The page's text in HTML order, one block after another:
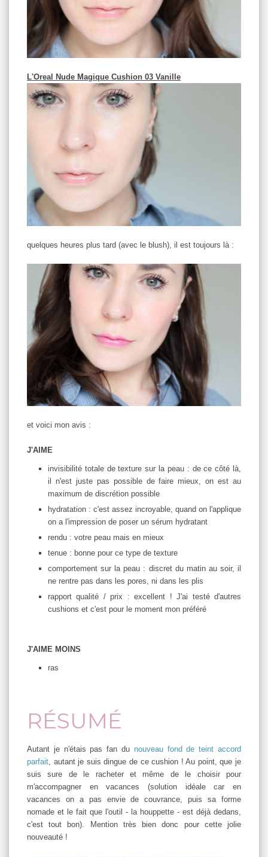
L'Oreal Nude Magique Cushion 03 Vanille
quelques heures plus tard (avec le blush), il est toujours là :
et voici mon avis :
J'AIME
invisibilité totale de texture sur la peau : de ce côté là,
il n'est juste pas possible de faire mieux, on est au
maximum de discrétion possible
hydratation : c'est assez incroyable, quand on l'applique
on a l'impression de poser un sérum hydratant
rendu : votre peau mais en mieux
tenue : bonne pour ce type de texture
comportement sur la peau : discret du matin au soir, il
ne rentre pas dans les pores, ni dans les plis
rapport qualité / prix : excellent ! J'ai testé d'autres
cushions et c'est pour le moment mon préféré
J'AIME MOINS
ras
RÉSUMÉ
Autant je n'étais pas fan du nouveau fond de teint accord
parfait, autant je suis dingue de ce cushion ! Au point, que je
suis sure de le racheter et même de le choisir pour
m'accompagner en vacances (solution idéale car en
vacances on a pas envie de couvrance, puis sa forme
nomade et le fait que l'outil - la houppette - est déjà dedans,
c'est tout bon). Mention très bien donc pour cette jolie
nouveauté !